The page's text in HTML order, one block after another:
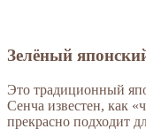
Зелёный
Это традиционный
Сенча известен, как
прекрасно подходит